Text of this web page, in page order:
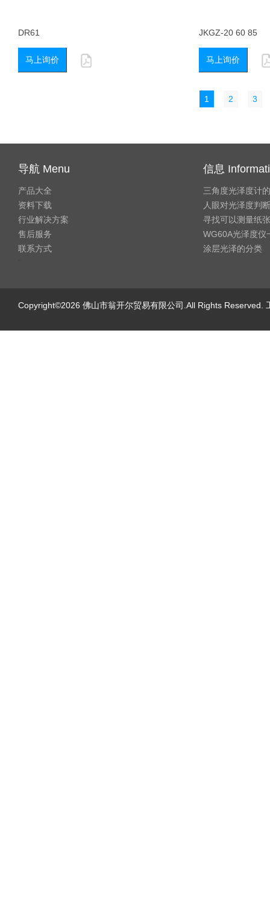
DR61
马上询价
JKGZ-20 60 85
马上询价
1 2 3
导航 Menu
产品大全
资料下载
行业解决方案
售后服务
联系方式
信息
三角度光泽度计
人眼对光泽度判断
寻找可以测量纸
WG60A光泽度仪
涂层光泽的分类
Copyright©2026 佛山市翁开尔贸易有限公司.All Rights Reserved.